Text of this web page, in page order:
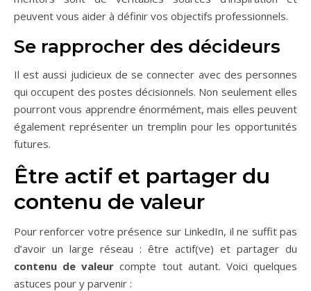
peuvent vous aider à définir vos objectifs professionnels.
Se rapprocher des décideurs
Il est aussi judicieux de se connecter avec des personnes
qui occupent des postes décisionnels. Non seulement elles
pourront vous apprendre énormément, mais elles peuvent
également représenter un tremplin pour les opportunités
futures.
Être actif et partager du
contenu de valeur
Pour renforcer votre présence sur LinkedIn, il ne suffit pas
d’avoir un large réseau : être actif(ve) et partager du
contenu de valeur compte tout autant. Voici quelques
astuces pour y parvenir :